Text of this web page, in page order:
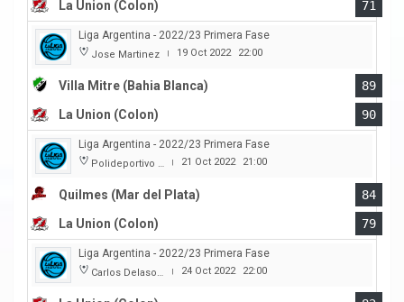
La Union (Colon)
71
Liga Argentina - 2022/23 Primera Fase
Jose Martinez | 19 Oct 2022 22:00
Villa Mitre (Bahia Blanca)
89
La Union (Colon)
90
Liga Argentina - 2022/23 Primera Fase
Polideportivo Islas Malvinas | 21 Oct 2022 21:00
Quilmes (Mar del Plata)
84
La Union (Colon)
79
Liga Argentina - 2022/23 Primera Fase
Carlos Delasoie | 24 Oct 2022 22:00